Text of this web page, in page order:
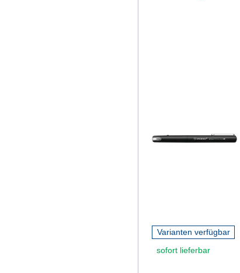
Varianten verfügbar
sofort lieferbar